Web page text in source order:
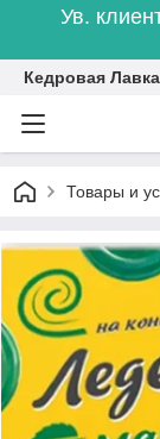
Ув.
Кедровая Лавка
Товары и